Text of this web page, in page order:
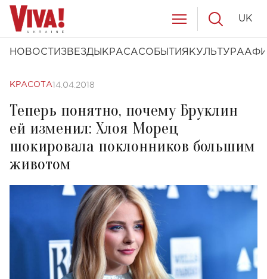
НОВОСТИ ЗВЕЗДЫ КРАСАСОБЫТИЯ КУЛЬТУРА
UK
КРАСОТА14.04.2018
Теперь понятно, почему Бруклин
ей изменил: Хлоя Морец
шокировала поклонников большим
животом